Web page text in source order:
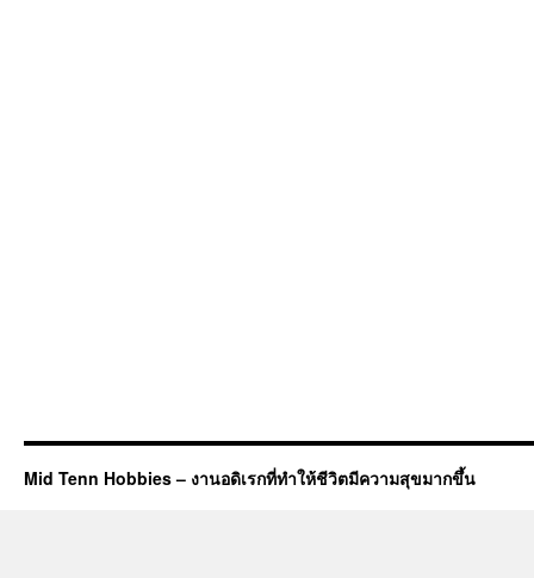
Mid Tenn Hobbies – งานอดิเรกที่ทำให้ชีวิตมีความสุขมากขึ้น